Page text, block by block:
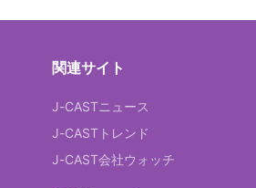
関連サイト
J-CASTニュース
J-CASTトレンド
J-CAST会社ウォッチ